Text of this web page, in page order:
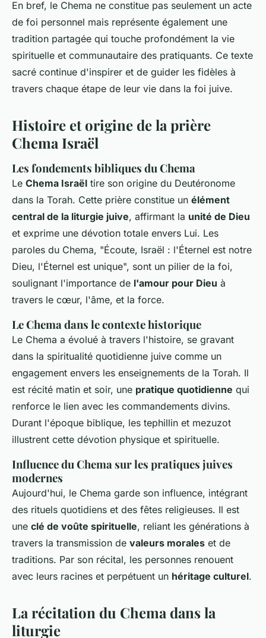
En bref, le Chema ne constitue pas seulement un acte
de foi personnel mais représente également une
tradition partagée qui touche profondément la vie
spirituelle et communautaire des pratiquants. Ce texte
sacré continue d'inspirer et de guider les fidèles à
travers chaque étape de leur vie dans la foi juive.
Histoire et origine de la prière
Chema Israël
Les fondements bibliques du Chema
Le Chema Israël tire son origine du Deutéronome
dans la Torah. Cette prière constitue un élément
central de la liturgie juive, affirmant la unité de Dieu
et exprime une dévotion totale envers Lui. Les
paroles du Chema, "Écoute, Israël : l'Éternel est notre
Dieu, l'Éternel est unique", sont un pilier de la foi,
soulignant l'importance de l'amour pour Dieu à
travers le cœur, l'âme, et la force.
Le Chema dans le contexte historique
Le Chema a évolué à travers l'histoire, se gravant
dans la spiritualité quotidienne juive comme un
engagement envers les enseignements de la Torah. Il
est récité matin et soir, une pratique quotidienne qui
renforce le lien avec les commandements divins.
Durant l'époque biblique, les tephillin et mezuzot
illustrent cette dévotion physique et spirituelle.
Influence du Chema sur les pratiques juives
modernes
Aujourd'hui, le Chema garde son influence, intégrant
des rituels quotidiens et des fêtes religieuses. Il est
une clé de voûte spirituelle, reliant les générations à
travers la transmission de valeurs morales et de
traditions. Par son récital, les personnes renouent
avec leurs racines et perpétuent un héritage culturel.
La récitation du Chema dans la
liturgie